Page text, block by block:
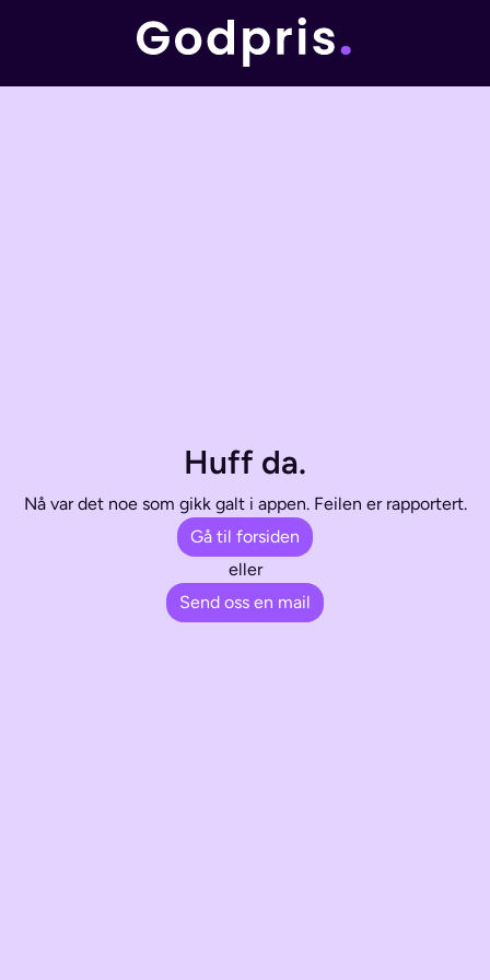
Huff da.
Nå var det noe som gikk galt i appen. Feilen er rapportert.
Gå til forsiden
eller
Send oss en mail